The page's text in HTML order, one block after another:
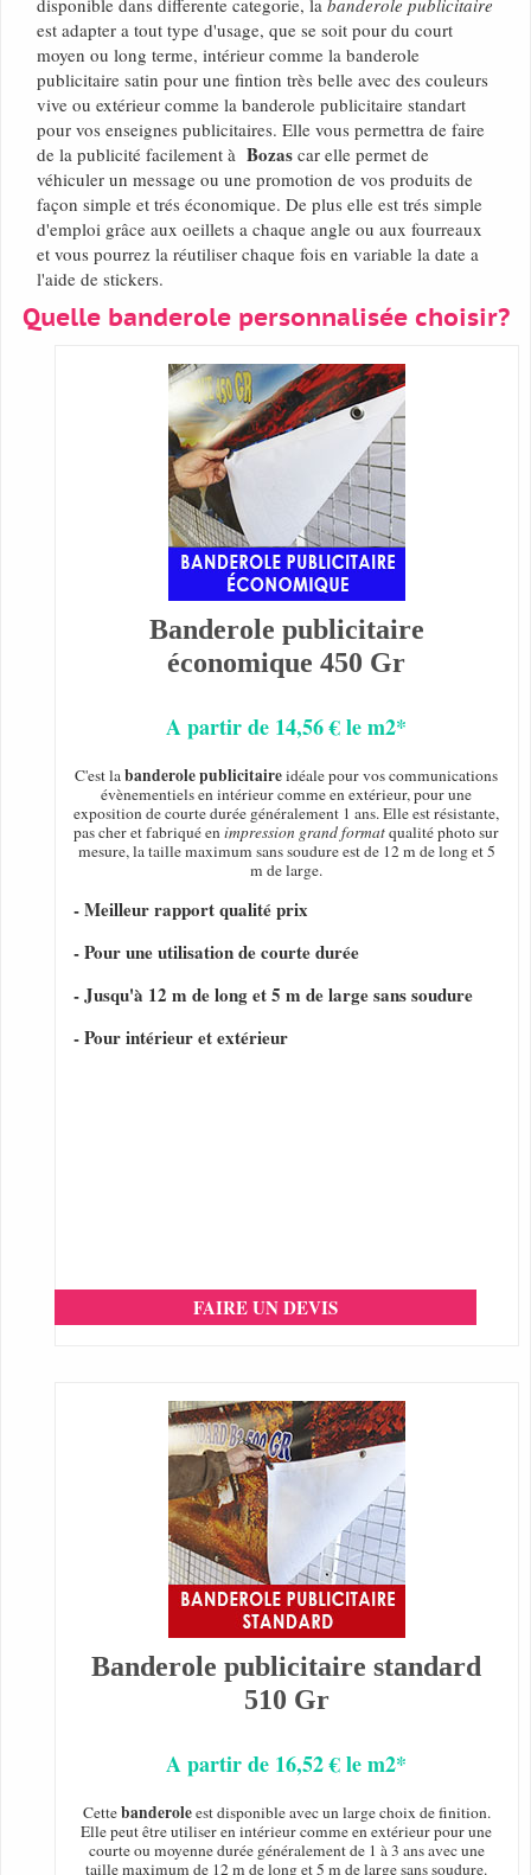
disponible dans differente categorie, la banderole publicitaire
est adapter a tout type d'usage, que se soit pour du court
moyen ou long terme, intérieur comme la banderole
publicitaire satin pour une fintion très belle avec des couleurs
vive ou extérieur comme la banderole publicitaire standart
pour vos enseignes publicitaires. Elle vous permettra de faire
de la publicité facilement à Bozas car elle permet de
véhiculer un message ou une promotion de vos produits de
façon simple et trés économique. De plus elle est trés simple
d'emploi grâce aux oeillets a chaque angle ou aux fourreaux
et vous pourrez la réutiliser chaque fois en variable la date a
l'aide de stickers.
Quelle banderole personnalisée choisir?
Banderole publicitaire
économique 450 Gr
A partir de 14,56 € le m2*
C'est labanderole publicitaireidéale pour vos communications
évènementiels en intérieur comme en extérieur, pour une
exposition de courte durée généralement 1 ans. Elle est résistante,
pas cher et fabriqué enimpression grand formatqualité photo sur
mesure, la taille maximum sans soudure est de 12 m de long et 5
m de large.
- Meilleur rapport qualité prix
- Pour une utilisation de courte durée
- Jusqu'à 12 m de long et 5 m de large sans soudure
- Pour intérieur et extérieur
FAIRE UN DEVIS
Banderole publicitaire standard
510 Gr
A partir de 16,52 € le m2*
Cettebanderoleest disponible avec un large choix de finition.
Elle peut être utiliser en intérieur comme en extérieur pour une
courte ou moyenne durée généralement de 1 à 3 ans avec une
taille maximum de 12 m de long et 5 m de large sans soudure.